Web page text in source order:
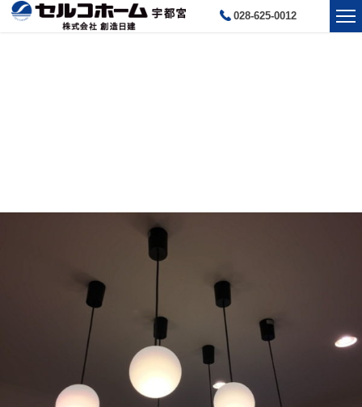
028-625-0012